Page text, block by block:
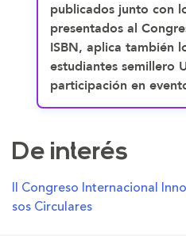
publicados junto con
presentados al
ISBN, aplica también
estudiantes semillero
participación en
De interés
II Congreso Internacional
sos Circulares